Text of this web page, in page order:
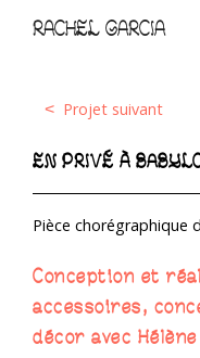
< Projet suivant
EN PRIVÉ À
Pièce chorégraphique
Conception et
accessoires,
décor avec
RACHEL GARCIA